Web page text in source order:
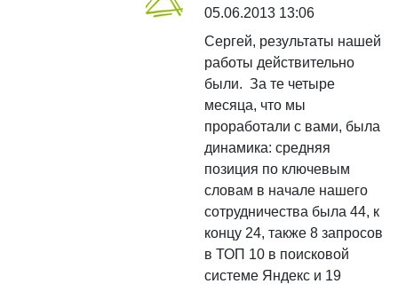
05.06.2013 13:06
Сергей, результаты нашей
работы действительно
были. За те четыре
месяца, что мы
проработали с вами, была
динамика: средняя
позиция по ключевым
словам в начале нашего
сотрудничества была 44, к
концу 24, также 8 запросов
в ТОП 10 в поисковой
системе Яндекс и 19